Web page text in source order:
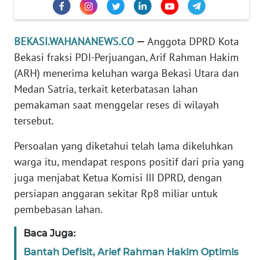
BEKASI.WAHANANEWS.CO — Anggota DPRD Kota
Bekasi fraksi PDI-Perjuangan, Arif Rahman Hakim
(ARH) menerima keluhan warga Bekasi Utara dan
Medan Satria, terkait keterbatasan lahan
pemakaman saat menggelar reses di wilayah
tersebut.
Persoalan yang diketahui telah lama dikeluhkan
warga itu, mendapat respons positif dari pria yang
juga menjabat Ketua Komisi III DPRD, dengan
persiapan anggaran sekitar Rp8 miliar untuk
pembebasan lahan.
Baca Juga:
Bantah Defisit, Arief Rahman Hakim Optimis
SIBER
KARIR
DISCLAIMER
Wahana
Regional
WN
SUMUT
WN
JAKARTA